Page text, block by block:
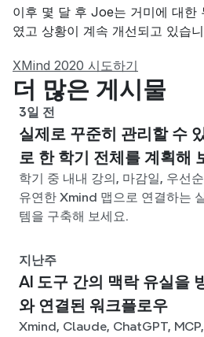
이후 몇 달 후 Joe는 거미에 대한
였고 상황이 계속 개선되고 있습
XMind 2020 시도하기
더 많은 게시물
3일 전
실제로 꾸준히 관리할 수
로 한 학기 전체를 계획해
학기 중 내내 강의, 마감일, 우선
유연한 Xmind 맵으로 연결하는
템을 구축해 보세요.
지난주
AI 도구 간의 맥락 유실을
와 연결된 워크플로우
Xmind, Claude, ChatGPT, MCP,